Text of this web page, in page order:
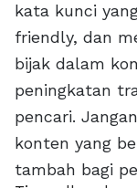
kata kunci
friendly, dan
bijak dalam
peningkatan
pencari.
konten yang
tambah bagi